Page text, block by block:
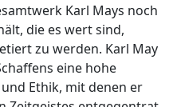
Karl Mays noch
die es wert sind,
zu werden. Karl May
eine hohe
Ethik, mit denen er